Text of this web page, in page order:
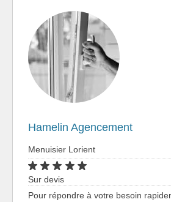
Hamelin Agencement
Menuisier Lorient
Sur devis
Pour répondre à votre besoin